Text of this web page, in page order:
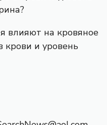
влияют на кровяное
крови и уровень